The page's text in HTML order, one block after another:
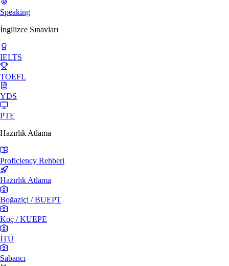
Speaking
İngilizce Sınavları
IELTS
TOEFL
YDS
PTE
Hazırlık Atlama
Proficiency Rehberi
Hazırlık Atlama
Boğaziçi / BUEPT
Koç / KUEPE
İTÜ
Sabancı